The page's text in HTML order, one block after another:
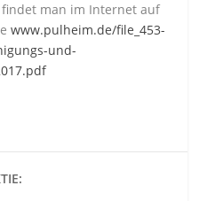
findet man im Internet auf
www.pulheim.de/file_453-
und-